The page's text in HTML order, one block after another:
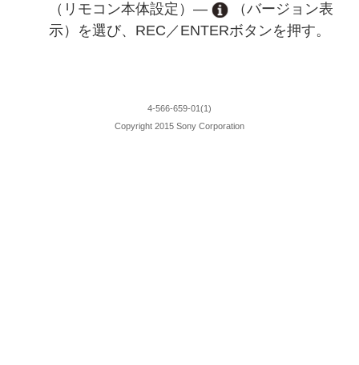
（リモコン本体設定）―
（バージョン表
示）を選び、REC／ENTERボタンを押す。
4-566-659-01(1)
Copyright 2015 Sony Corporation